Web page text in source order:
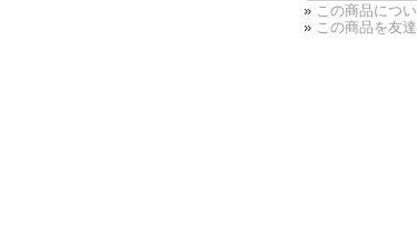
» この商品につ
» この商品を友